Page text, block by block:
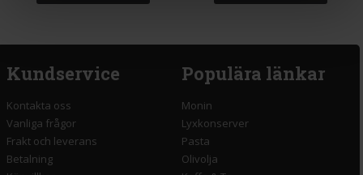
Kundservice
Kontakta oss
Vanliga frågor
Frakt och leverans
Betalning
Populära länkar
Monin
Lyxkonserver
Pasta
Olivolja